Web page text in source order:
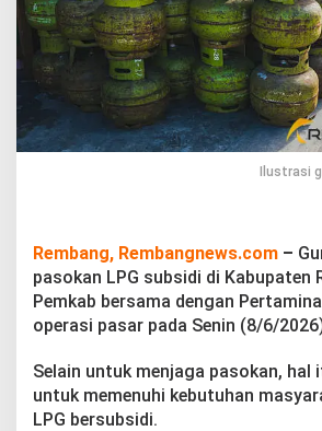
s
i
d
e
,
P
e
m
k
b
d
Ilustrasi
Rembang, Rembangnews.com –
pasokan LPG subsidi di Kabupaten
Pemkab bersama dengan
operasi pasar pada Senin (8/6/
Selain untuk menjaga pasokan, hal
untuk memenuhi kebutuhan
LPG bersubsidi.